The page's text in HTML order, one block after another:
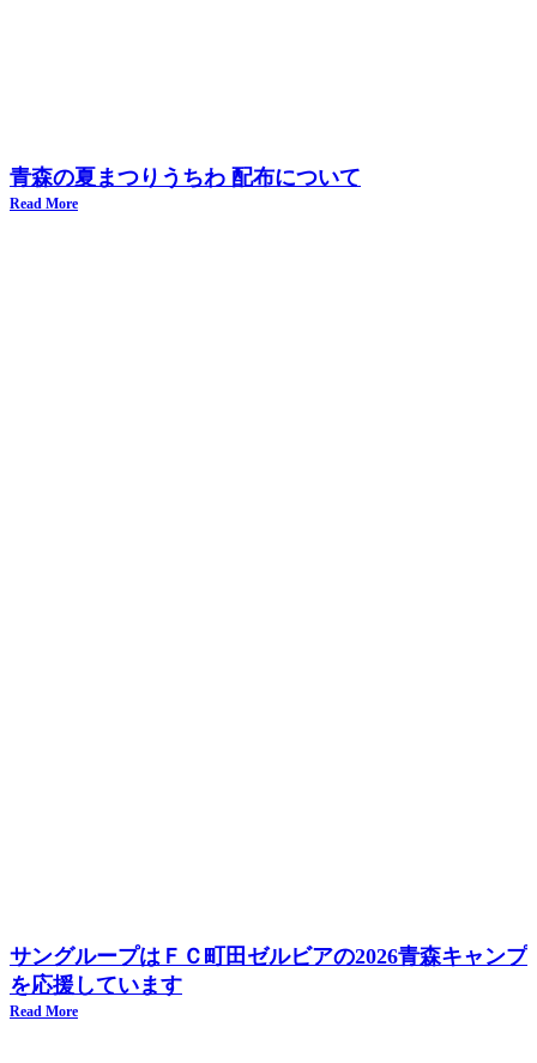
青森の夏まつりうちわ 配布について
Read More
サングループはＦＣ町田ゼルビアの2026青森キャンプ
を応援しています
Read More